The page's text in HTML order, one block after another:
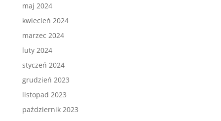
maj 2024
kwiecień 2024
marzec 2024
luty 2024
styczeń 2024
grudzień 2023
listopad 2023
październik 2023